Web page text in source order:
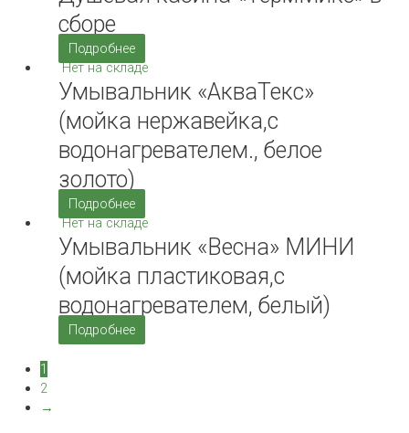
сборе
Подробнее
Нет на складе
Умывальник «АкваТекс»
(мойка нержавейка,с
водонагревателем., белое
золото)
Подробнее
Нет на складе
Умывальник «Весна» МИНИ
(мойка пластиковая,с
водонагревателем, белый)
Подробнее
1
2
→